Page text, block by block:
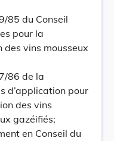
85 du Conseil
pour la
vins mousseux
86 de la
d’application pour
des vins
gazéifiés;
en Conseil du